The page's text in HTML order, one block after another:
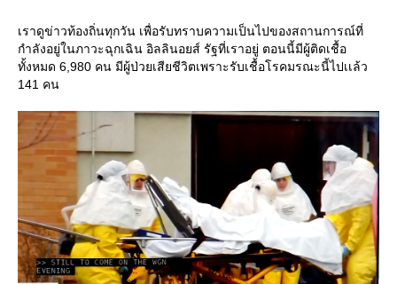
เราดูข่าวท้องถิ่นทุกวัน เพื่อรับทราบความเป็นไปของสถานการณ์ที่
กำลังอยู่ในภาวะฉุกเฉิน อิลลินอยส์ รัฐที่เราอยู่ ตอนนี้มีผู้ติดเชื้อ
ทั้งหมด 6,980 คน มีผู้ป่วยเสียชีวิตเพราะรับเชื้อโรคมรณะนี้ไปเเล้ว
141 คน